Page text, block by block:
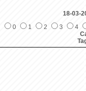
18-03-
0
1 2 3
4